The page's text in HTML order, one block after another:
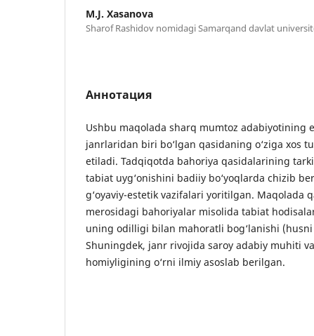
M.J. Xasanova
Sharof Rashidov nomidagi Samarqand davlat
Аннотация
Ushbu maqolada sharq mumtoz adabiyotining
janrlaridan biri bo‘lgan qasidaning o‘ziga xos
etiladi. Tadqiqotda bahoriya qasidalarining
tabiat uyg‘onishini badiiy bo‘yoqlarda chizib
g‘oyaviy-estetik vazifalari yoritilgan. Maqolada
merosidagi bahoriyalar misolida tabiat
uning odilligi bilan mahoratli bog‘lanishi
Shuningdek, janr rivojida saroy adabiy muhiti
homiyligining o‘rni ilmiy asoslab berilgan.